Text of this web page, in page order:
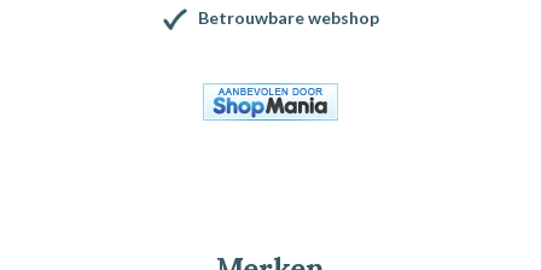
Betrouwbare webshop